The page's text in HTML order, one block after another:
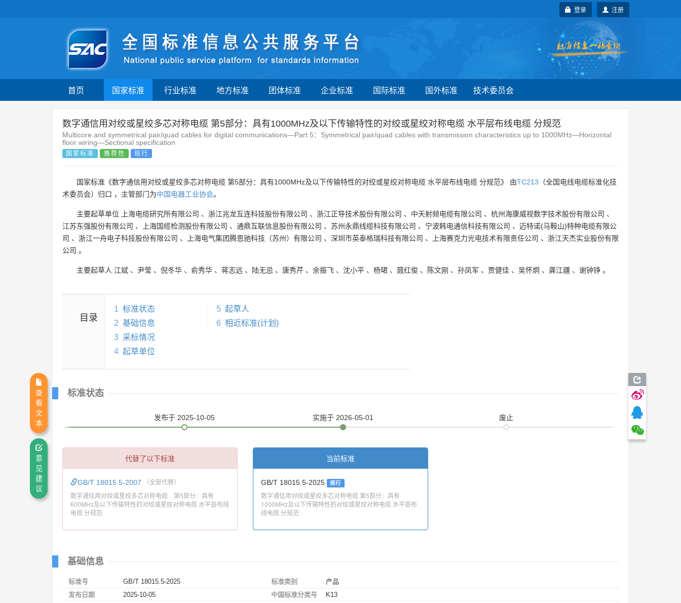
注册
登录
首页 国家标准 行业标准 地方标准 团体标准 企业标准 国际标准 国外标准 技术委员会
数字通信用对绞或星绞多芯对称电缆 第5部分：具有1000MHz及以下传输特性的对绞或星绞对称电缆 水平层布线电缆 分规范
Multicore and symmetrical pair/quad cables for digital communications—Part 5：Symmetrical pair/quad cables with transmission characteristics up to 1000MHz—Horizontal
floor wiring—Sectional specification
国家标准 推荐性 现行
国家标准《数字通信用对绞或星绞多芯对称电缆 第5部分：具有1000MHz及以下传输特性的对绞或星绞对称电缆 水平层布线电缆 分规范》 由TC213 （全国电线电缆标准化技
术委员会）归口 ，主管部门为中国电器工业协会。
主要起草单位 上海电缆研究所有限公司 、 浙江兆龙互连科技股份有限公司 、 浙江正导技术股份有限公司 、 中天射频电缆有限公司 、 杭州海康威视数字技术股份有限公司 、
江苏东强股份有限公司 、 上海国缆检测股份有限公司 、 通鼎互联信息股份有限公司 、 苏州永鼎线缆科技有限公司 、 宁波韩电通信科技有限公司 、 迈特诺(马鞍山)特种电缆有限公
司 、 浙江一舟电子科技股份有限公司 、 上海电气集团腾恩驰科技（苏州）有限公司 、 深圳市英泰格瑞科技有限公司 、 上海赛克力光电技术有限责任公司 、 浙江天杰实业股份有限
公司 。
主要起草人 江斌 、 尹莹 、 倪冬华 、 俞秀华 、 蒋志远 、 陆无忌 、 唐秀芹 、 余振飞 、 沈小平 、 杨珺 、 聂红俊 、 陈文刚 、 孙凤军 、 贾健佳 、 吴怀炯 、 龚江疆 、 谢钟铮 。
目录
1 标准状态
2 基础信息
3 采标情况
4 起草单位
5 起草人
6 相近标准(计划)
标准状态
发布于 2025-10-05 实施于 2026-05-01 废止
代替了以下标准
GB/T 18015.5-2007 （全部代替）
数字通信用对绞或星绞多芯对称电缆 第5部分：具有
600MHz及以下传输特性的对绞或星绞对称电缆 水平层布线
电缆 分规范
当前标准
GB/T 18015.5-2025 现行
数字通信用对绞或星绞多芯对称电缆 第5部分：具有
1000MHz及以下传输特性的对绞或星绞对称电缆 水平层布
线电缆 分规范
基础信息
标准号
GB/T 18015.5-2025
发布日期
2025-10-05
标准类别
产品
中国标准分类号
K13
查
看
文
本
意
见
建
议